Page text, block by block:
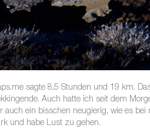
sagte 8,5 Stunden und 19 km.
Auch hatte ich seit dem
auch ein bisschen neugierig, wie es
und habe Lust zu gehen.